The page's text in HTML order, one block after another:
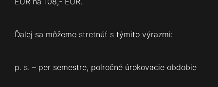
Ďalej sa môžeme stretnúť s týmito výrazmi:
p. s. – per semestre, polročné úrokovacie obdobie